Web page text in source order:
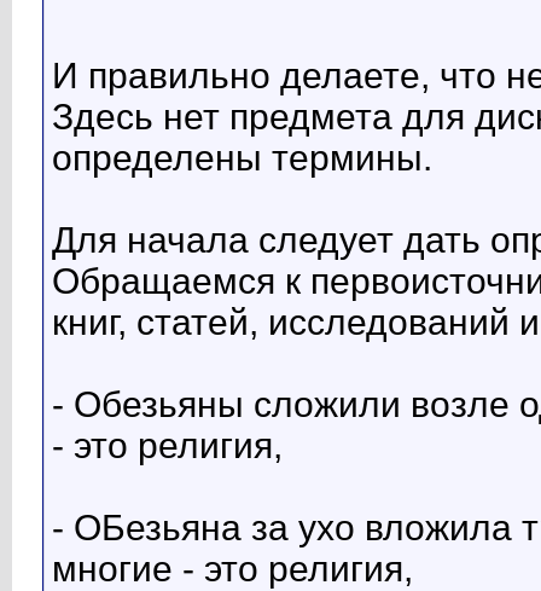
И правильно делаете, что
Здесь нет предмета для
определены термины.
Для начала следует дать
Обращаемся к
книг, статей, исследований
- Обезьяны сложили возле
- это религия,
- ОБезьяна за ухо вложила
многие - это религия,